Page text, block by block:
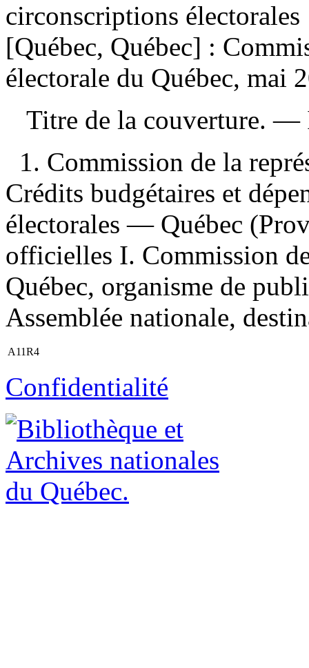
circonscriptions
[Québec, Québec] :
électorale du Québec, mai
Titre de la couverture. —
1. Commission de la
Crédits budgétaires et
électorales — Québec
officielles I. Commission
Québec, organisme de
Assemblée nationale,
A11R4
Confidentialité